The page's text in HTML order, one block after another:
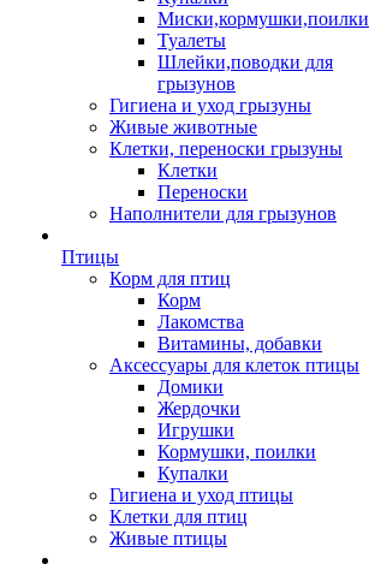
Миски,кормушки,поилки
Туалеты
Шлейки,поводки для
грызунов
Гигиена и уход грызуны
Живые животные
Клетки, переноски грызуны
Клетки
Переноски
Наполнители для грызунов
Птицы
Корм для птиц
Корм
Лакомства
Витамины, добавки
Аксессуары для клеток птицы
Домики
Жердочки
Игрушки
Кормушки, поилки
Купалки
Гигиена и уход птицы
Клетки для птиц
Живые птицы